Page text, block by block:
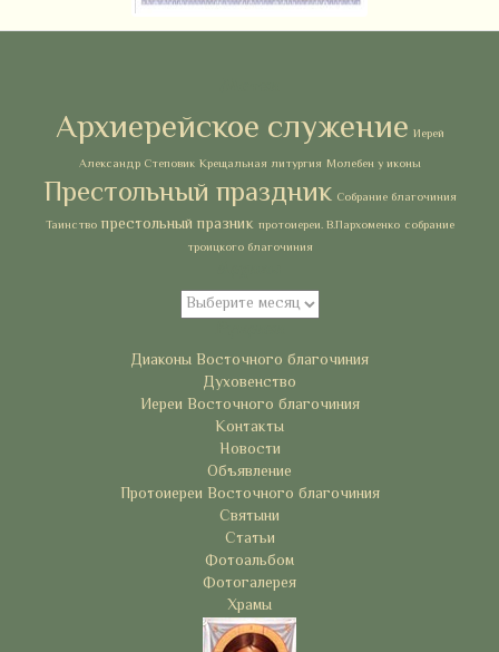
Архиерейское служение Иерей
Александр Степовик Крещальная литургия Молебен у иконы
Престольный праздник Собрание благочиния
Таинство престольный празник протоиереи. В.Пархоменко собрание
троицкого благочиния
Архивы
Диаконы Восточного благочиния
Духовенство
Иереи Восточного благочиния
Контакты
Новости
Объявление
Протоиереи Восточного благочиния
Святыни
Статьи
Фотоальбом
Фотогалерея
Храмы